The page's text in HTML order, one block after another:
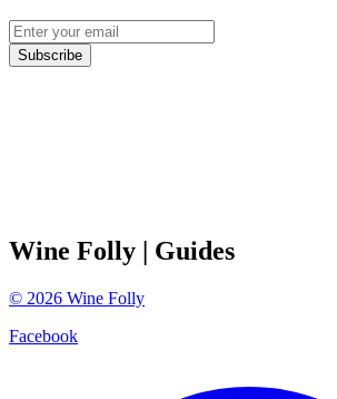
Subscribe
Wine Folly | Guides
© 2026 Wine Folly
Facebook